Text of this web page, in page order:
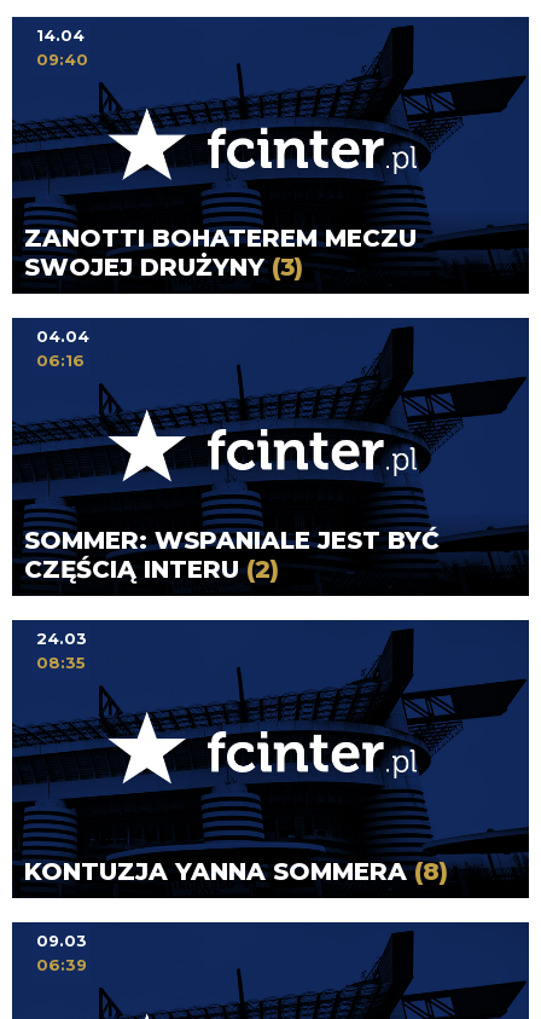
ZANOTTI BOHATEREM MECZU
SWOJEJ DRUŻYNY(3)
14.04
09:40
SOMMER: WSPANIALE JEST BYĆ
CZĘŚCIĄ INTERU(2)
04.04
06:16
KONTUZJA YANNA SOMMERA(8)
24.03
08:35
09.03
06:39